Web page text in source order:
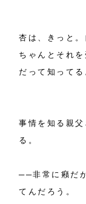
杏は、きっと
ちゃんとそれ
だって知ってる
事情を知る親
る。
──非常に癪だ
てんだろう。